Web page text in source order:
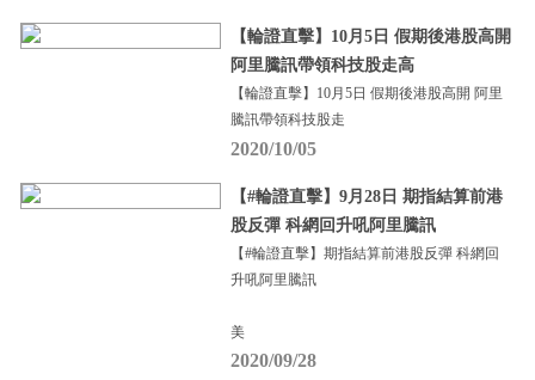
【輪證直擊】10月5日 假期後港股高開
阿里騰訊帶領科技股走高
【輪證直擊】10月5日 假期後港股高開 阿里
騰訊帶領科技股走
2020/10/05
【#輪證直擊】9月28日 期指結算前港
股反彈 科網回升吼阿里騰訊
【#輪證直擊】期指結算前港股反彈 科網回
升吼阿里騰訊
美
2020/09/28